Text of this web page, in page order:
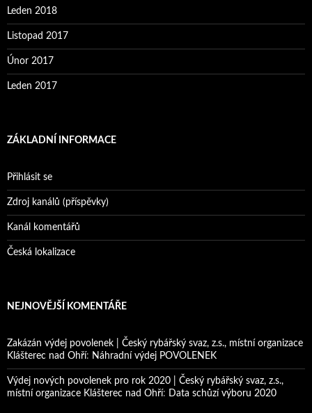
Leden 2018
Listopad 2017
Únor 2017
Leden 2017
ZÁKLADNÍ INFORMACE
Přihlásit se
Zdroj kanálů (příspěvky)
Kanál komentářů
Česká lokalizace
NEJNOVĚJŠÍ KOMENTÁŘE
Zakázán výdej povolenek | Český rybářský svaz, z.s., místní organizace
Klášterec nad Ohří: Náhradní výdej POVOLENEK
Výdej nových povolenek pro rok 2020 | Český rybářský svaz, z.s.,
místní organizace Klášterec nad Ohří: Data schůzí výboru 2020